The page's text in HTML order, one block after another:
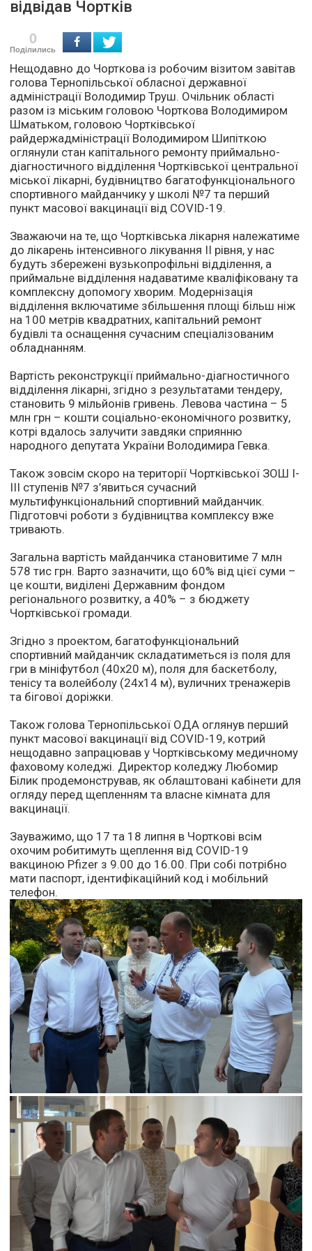
відвідав Чортків
0
Поділились
Нещодавно до Чорткова із робочим візитом завітав
голова Тернопільської обласної державної
адміністрації Володимир Труш. Очільник області
разом із міським головою Чорткова Володимиром
Шматьком, головою Чортківської
райдержадміністрації Володимиром Шипіткою
оглянули стан капітального ремонту приймально-
діагностичного відділення Чортківської центральної
міської лікарні, будівництво багатофункціонального
спортивного майданчику у школі №7 та перший
пункт масової вакцинації від COVID-19.
Зважаючи на те, що Чортківська лікарня належатиме
до лікарень інтенсивного лікування ІІ рівня, у нас
будуть збережені вузькопрофільні відділення, а
приймальне відділення надаватиме кваліфіковану та
комплексну допомогу хворим. Модернізація
відділення включатиме збільшення площі більш ніж
на 100 метрів квадратних, капітальний ремонт
будівлі та оснащення сучасним спеціалізованим
обладнанням.
Вартість реконструкції приймально-діагностичного
відділення лікарні, згідно з результатами тендеру,
становить 9 мільйонів гривень. Левова частина – 5
млн грн – кошти соціально-економічного розвитку,
котрі вдалось залучити завдяки сприянню
народного депутата України Володимира Гевка.
Також зовсім скоро на території Чортківської ЗОШ І-
ІІІ ступенів №7 з’явиться сучасний
мультифункціональний спортивний майданчик.
Підготовчі роботи з будівництва комплексу вже
тривають.
Загальна вартість майданчика становитиме 7 млн
578 тис грн. Варто зазначити, що 60% від цієї суми –
це кошти, виділені Державним фондом
регіонального розвитку, а 40% – з бюджету
Чортківської громади.
Згідно з проектом, багатофункціональний
спортивний майданчик складатиметься із поля для
гри в мініфутбол (40х20 м), поля для баскетболу,
тенісу та волейболу (24х14 м), вуличних тренажерів
та бігової доріжки.
Також голова Тернопільської ОДА оглянув перший
пункт масової вакцинації від COVID-19, котрий
нещодавно запрацював у Чортківському медичному
фаховому коледжі. Директор коледжу Любомир
Білик продемонстрував, як облаштовані кабінети для
огляду перед щепленням та власне кімната для
вакцинації.
Зауважимо, що 17 та 18 липня в Чорткові всім
охочим робитимуть щеплення від COVID-19
вакциною Pfizer з 9.00 до 16.00. При собі потрібно
мати паспорт, ідентифікаційний код і мобільний
телефон.